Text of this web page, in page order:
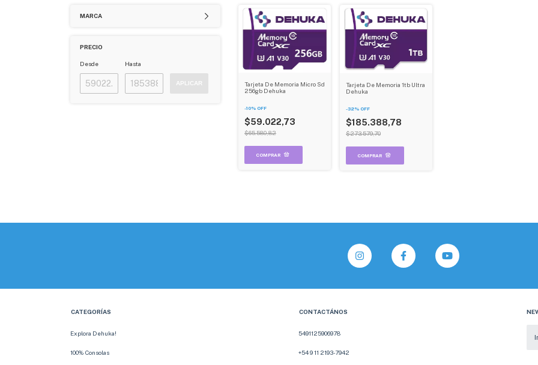
MARCA
PRECIO
Desde Hasta
APLICAR
Tarjeta De Memoria Micro Sd
256gb Dehuka
-10% OFF
$59.022,73
$65.580,82
Tarjeta De Memoria 1tb Ultra
Dehuka
-32% OFF
$185.388,78
$273.579,70
CATEGORÍAS
Explora Dehuka!
100% Consolas
CONTACTÁNOS
5491125906978
+54 9 11 2193-7942